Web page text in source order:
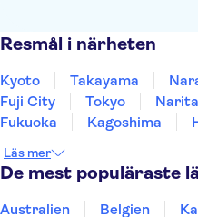
Resmål i närheten
Kyoto Takayama
Fuji City
Tokyo Narita
Fukuoka
Kagoshima
Läs mer
De mest populäraste
Australien Belgien